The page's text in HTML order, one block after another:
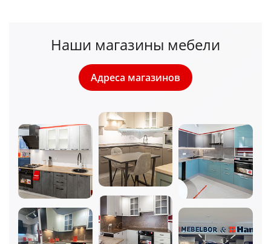
Наши магазины мебели
Адреса магазинов